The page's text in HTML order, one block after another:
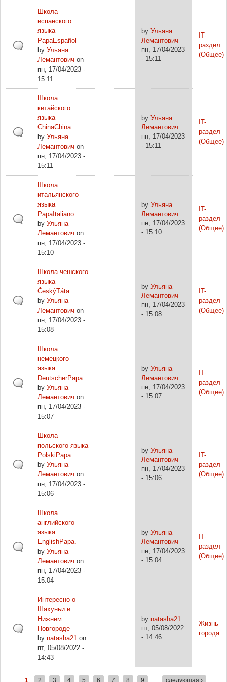
Школа
испанского
языка
PapaEspañol
by Ульяна
Лемантович on
пн, 17/04/2023 -
15:11
by Ульяна
Лемантович
пн, 17/04/2023
- 15:11
IT-
раздел
(Общее)
Школа
китайского
языка
ChinaChina.
by Ульяна
Лемантович on
пн, 17/04/2023 -
15:11
by Ульяна
Лемантович
пн, 17/04/2023
- 15:11
IT-
раздел
(Общее)
Школа
итальянского
языка
PapaItaliano.
by Ульяна
Лемантович on
пн, 17/04/2023 -
15:10
by Ульяна
Лемантович
пн, 17/04/2023
- 15:10
IT-
раздел
(Общее)
Школа чешского
языка
ČeskýTáta.
by Ульяна
Лемантович on
пн, 17/04/2023 -
15:08
by Ульяна
Лемантович
пн, 17/04/2023
- 15:08
IT-
раздел
(Общее)
Школа
немецкого
языка
DeutscherPapa.
by Ульяна
Лемантович on
пн, 17/04/2023 -
15:07
by Ульяна
Лемантович
пн, 17/04/2023
- 15:07
IT-
раздел
(Общее)
Школа
польского языка
PolskiPapa.
by Ульяна
Лемантович on
пн, 17/04/2023 -
15:06
by Ульяна
Лемантович
пн, 17/04/2023
- 15:06
IT-
раздел
(Общее)
Школа
английского
языка
EnglishPapa.
by Ульяна
Лемантович on
пн, 17/04/2023 -
15:04
by Ульяна
Лемантович
пн, 17/04/2023
- 15:04
IT-
раздел
(Общее)
Интересно о
Шахуньи и
Нижнем
Новгороде
by natasha21 on
пт, 05/08/2022 -
14:43
by natasha21
пт, 05/08/2022
- 14:46
Жизнь
города